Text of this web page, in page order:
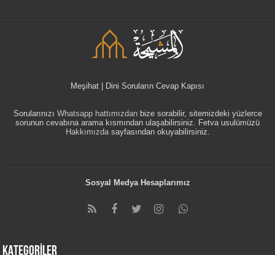
Meşihat | Dini Soruların Cevap Kapısı
Sorularınızı Whatsapp hattımızdanbize sorabilir, sitemizdeki yüzlerce
sorunun cevabına arama kısmından ulaşabilirsiniz. Fetva usulümüzü
Hakkımızdasayfasından okuyabilirsiniz.
Sosyal Medya Hesaplarımız
KATEGORİLER